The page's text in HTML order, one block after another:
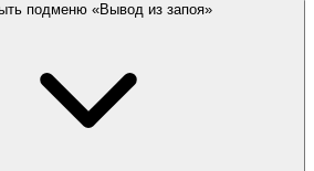
подменю «Вывод из запоя»